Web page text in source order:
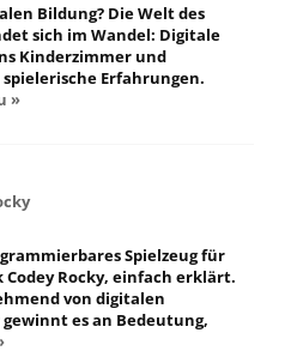
Bildung? Die Welt des
sich im Wandel: Digitale
Kinderzimmer und
Erfahrungen.
»
Spielzeug für
Rocky, einfach erklärt.
von digitalen
es an Bedeutung,